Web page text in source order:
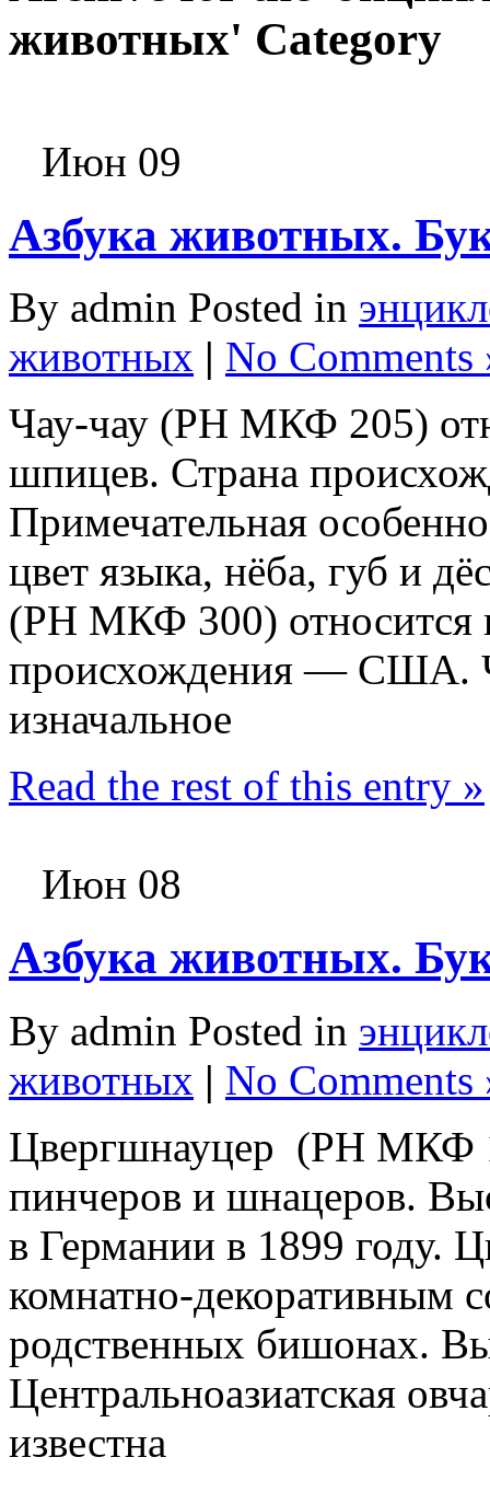
животных' Category
Июн 09
Азбука животных.
By admin Posted in
животных | No Comments
Чау-чау (РН МКФ 205)
шпицев. Страна
Примечательная
цвет языка, нёба, губ и
(РН МКФ 300) относится
происхождения — США.
изначальное
Read the rest of this entry »
Июн 08
Азбука животных.
By admin Posted in
животных | No Comments
Цвергшнауцер (РН МКФ
пинчеров и шнацеров.
в Германии в 1899 году.
комнатно-декоративным
родственных бишонах.
Центральноазиатская
известна